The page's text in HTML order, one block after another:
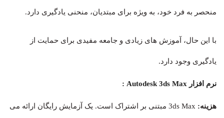
منحصر به فرد خود، به ویژه برای مبتدیان، منحنی یادگیری دارد.
با این حال، آموزش های زیادی و جامعه مفیدی برای حمایت از
یادگیری وجود دارد.
نرم افزار Autodesk 3ds Max :
هزینه: 3ds Max مبتنی بر اشتراک است. یک آزمایش رایگان ارائه می